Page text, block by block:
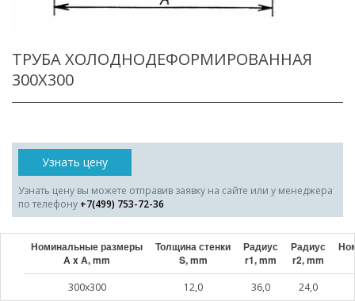
ТРУБА ХОЛОДНОДЕФОРМИРОВАННАЯ
300X300
Узнать цену
Узнать цену вы можете отправив заявку на сайте или у менеджера
по телефону +7(499) 753-72-36
Номинальные размеры
A x A, mm
Толщина стенки
S, mm
Радиус
r1, mm
Радиус
r2, mm
300x300 12,0 36,0 24,0